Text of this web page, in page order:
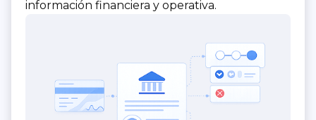
información financiera y operativa.